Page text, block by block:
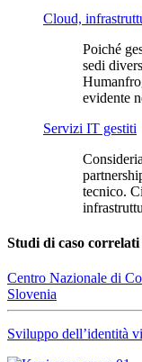
Cloud,
Poiché
sedi
evidente
Servizi IT gestiti
tecnico.
Studi di caso correlati
Centro Nazionale di
Slovenia
Sviluppo dell’identità